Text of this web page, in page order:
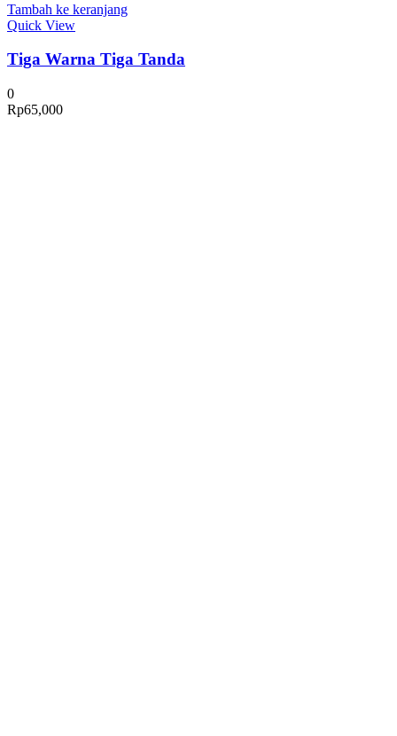
Tambah ke keranjang
Quick View
Tiga Warna Tiga Tanda
0
Rp65,000